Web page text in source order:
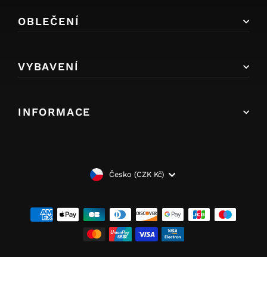
OBLEČENÍ
VYBAVENÍ
INFORMACE
MĚNAČesko (CZK Kč)